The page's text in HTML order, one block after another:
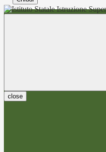
close